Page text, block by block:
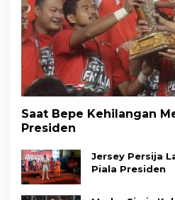
Saat Bepe Kehilangan
Presiden
Jersey Persija
Piala Presiden